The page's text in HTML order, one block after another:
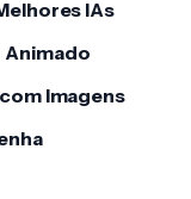
IAs
Animado
Imagens